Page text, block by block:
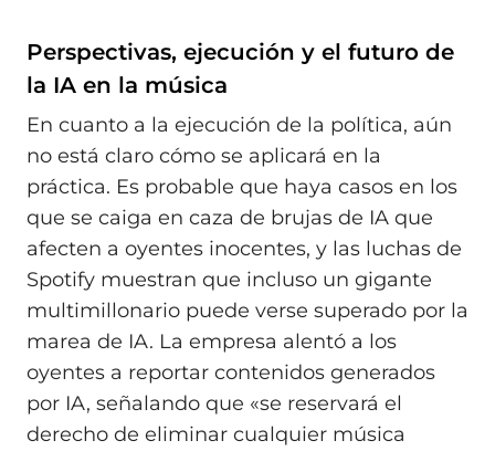
Perspectivas, ejecución y el futuro de
la IA en la música
En cuanto a la ejecución de la política, aún
no está claro cómo se aplicará en la
práctica. Es probable que haya casos en los
que se caiga en caza de brujas de IA que
afecten a oyentes inocentes, y las luchas de
Spotify muestran que incluso un gigante
multimillonario puede verse superado por la
marea de IA. La empresa alentó a los
oyentes a reportar contenidos generados
por IA, señalando que «se reservará el
derecho de eliminar cualquier música